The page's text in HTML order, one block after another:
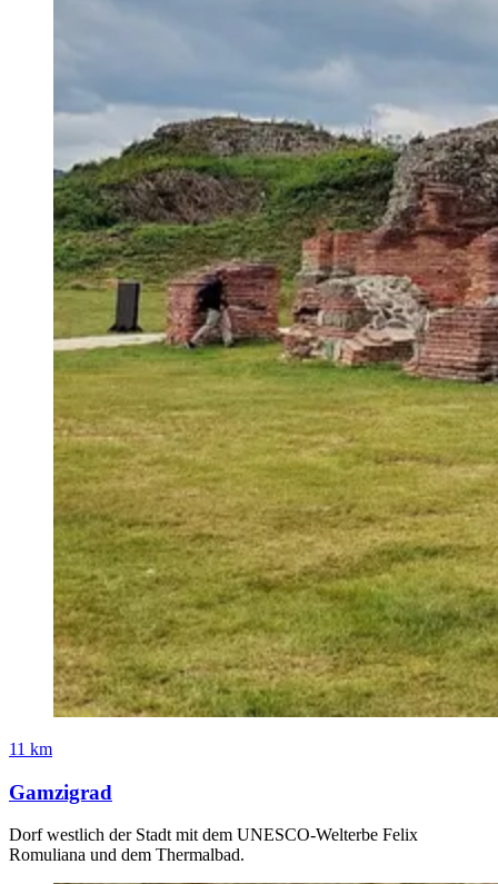
11 km
Gamzigrad
Dorf westlich der Stadt mit dem UNESCO-Welterbe Felix
Romuliana und dem Thermalbad.